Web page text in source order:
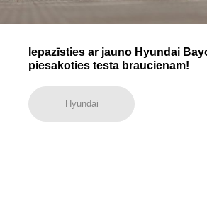
Iepazīsties ar jauno Hyundai
piesakoties testa braucienam!
Hyundai